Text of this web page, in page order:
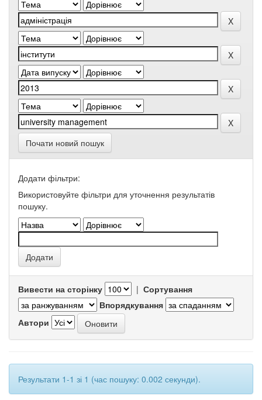
Почати новий пошук
Додати фільтри:
Використовуйте фільтри для уточнення результатів
пошуку.
Вивести на сторінку | Сортування
Впорядкування
Автори
Результати 1-1 зі 1 (час пошуку: 0.002 секунди).